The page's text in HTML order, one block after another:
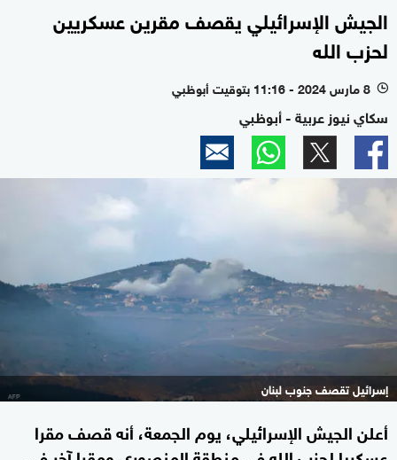
الجيش الإسرائيلي يقصف مقرين عسكريين
لحزب الله
l 8 مارس 2024 - 11:16 بتوقيت أبوظبي
سكاي نيوز عربية - أبوظبي
إسرائيل تقصف جنوب لبنان
أعلن الجيش الإسرائيلي، يوم الجمعة، أنه قصف مقرا